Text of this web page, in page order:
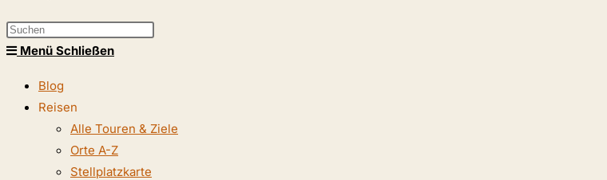
umschalten
Press
search
Menü Schließen
Blog
Reisen
Alle Touren & Ziele
Orte A-Z
Stellplatzkarte